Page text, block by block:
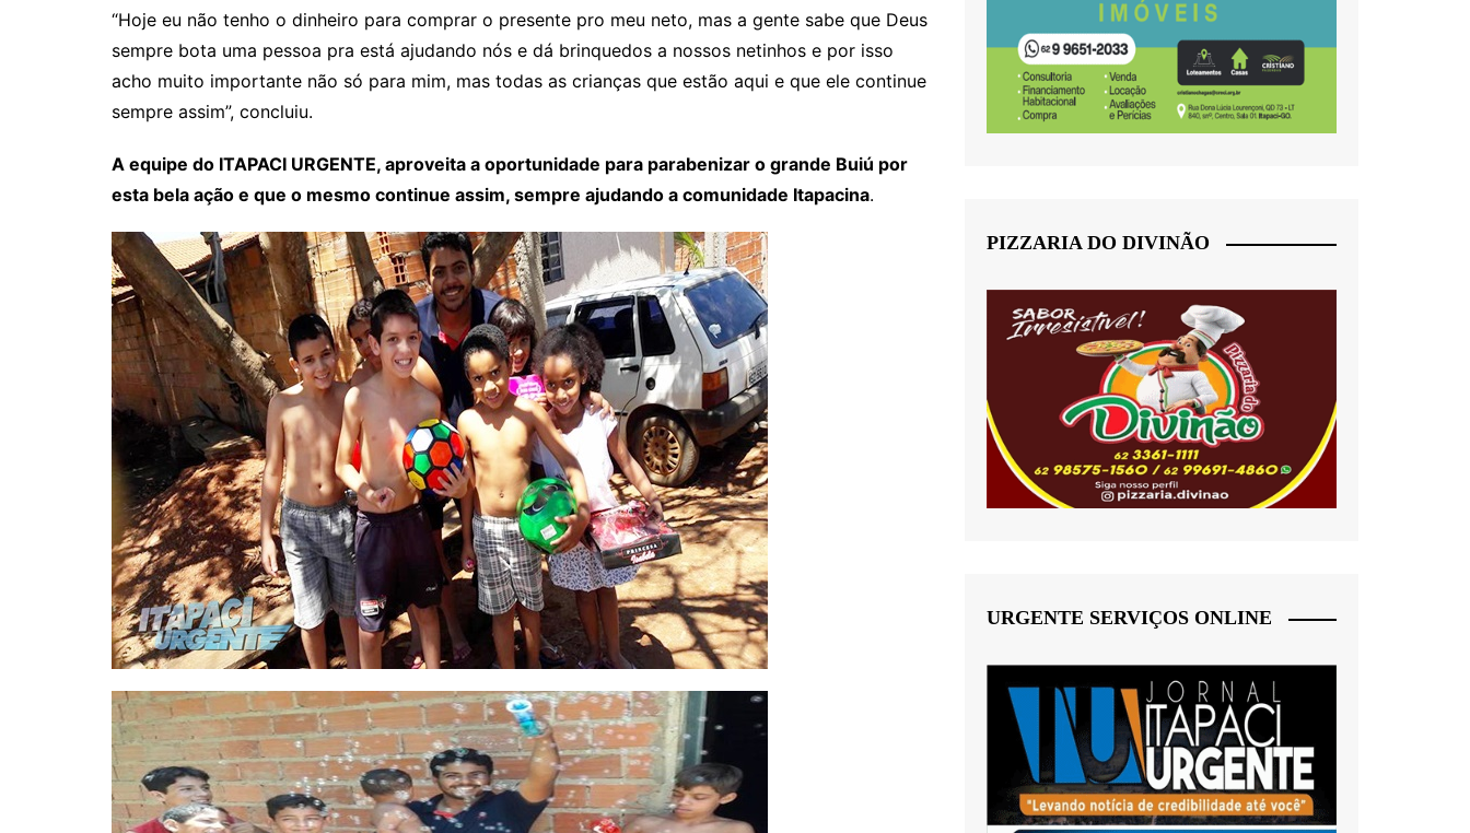
Santa Terezinha de Goiás
São Luiz do Norte
Senador Canedo
Uirapuru
Uruaçu
Uruana
“Hoje eu não tenho o dinheiro para comprar o presente pro meu neto, mas a gente sabe que Deus
sempre bota uma pessoa pra está ajudando nós e dá brinquedos a nossos netinhos e por isso
acho muito importante não só para mim, mas todas as crianças que estão aqui e que ele continue
sempre assim”, concluiu.
A equipe do ITAPACI URGENTE, aproveita a oportunidade para parabenizar o grande Buiú por
esta bela ação e que o mesmo continue assim, sempre ajudando a comunidade Itapacina.
PIZZARIA DO DIVINÃO
URGENTE SERVIÇOS ONLINE